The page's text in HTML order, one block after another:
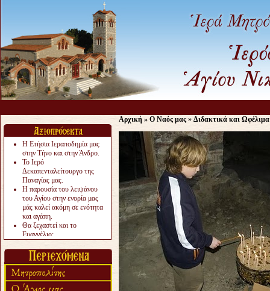
Η Ετήσια Ιεραποδημία μας
στην Τήνο και στην Άνδρο.
Το Ιερό
Δεκαπενταλείτουργο της
Παναγίας μας.
Η παρουσία του λειψάνου
του Αγίου στην ενορία μας
μάς καλεί ακόμη σε ενότητα
και αγάπη.
Θα ξεχαστεί και το
Ευαγγέλιο;
«πολύ αργά».
Ζητείται....
Αρχική » Ο Ναός μας » Διδακτικά και Ωφέλιμα